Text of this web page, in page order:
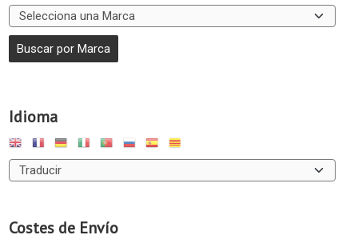
Idioma
Costes de Envío